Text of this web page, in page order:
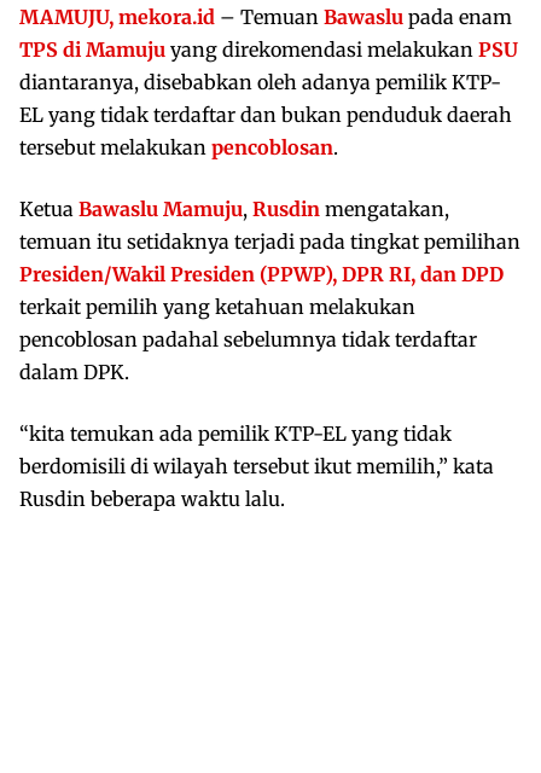
MAMUJU, mekora.id – Temuan Bawaslu pada enam
TPS di Mamuju yang direkomendasi melakukan PSU
diantaranya, disebabkan oleh adanya pemilik KTP-
EL yang tidak terdaftar dan bukan penduduk daerah
tersebut melakukan pencoblosan.
Ketua Bawaslu Mamuju, Rusdin mengatakan,
temuan itu setidaknya terjadi pada tingkat pemilihan
Presiden/Wakil Presiden (PPWP), DPR RI, dan DPD
terkait pemilih yang ketahuan melakukan
pencoblosan padahal sebelumnya tidak terdaftar
dalam DPK.
“kita temukan ada pemilik KTP-EL yang tidak
berdomisili di wilayah tersebut ikut memilih,” kata
Rusdin beberapa waktu lalu.